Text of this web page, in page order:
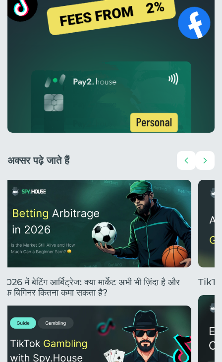
अक्सर पढ़े जाते हैं
2026 में बेटिंग आर्बिट्रेज: क्या मार्केट अभी भी ज़िंदा है और
एक बिगिनर कितना कमा सकता है?